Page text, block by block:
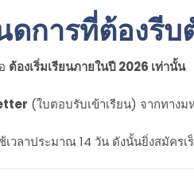
ดการที่ต้องรี
ต้องเริ่มเรียนภายในปี 2026 เท่านั้น
(ใบตอบรับเข้าเรียน) จากทาง
ช้เวลาประมาณ 14 วัน ดังนั้นยิ่งสมัคร